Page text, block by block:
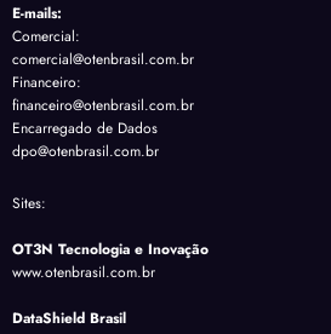
E-mails:
Comercial:
comercial@otenbrasil.com.br
Financeiro:
financeiro@otenbrasil.com.br
Encarregado de Dados
dpo@otenbrasil.com.br
Sites:
OT3N Tecnologia e Inovação
www.otenbrasil.com.br
DataShield Brasil